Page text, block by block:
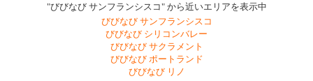
"びびなび サンフランシスコ" から近いエリアを表示中
びびなび サンフランシスコ
びびなび シリコンバレー
びびなび サクラメント
びびなび ポートランド
びびなび リノ